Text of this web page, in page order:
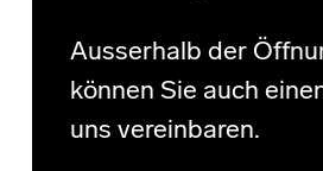
Ausserhalb der
können Sie auch
uns vereinbaren.